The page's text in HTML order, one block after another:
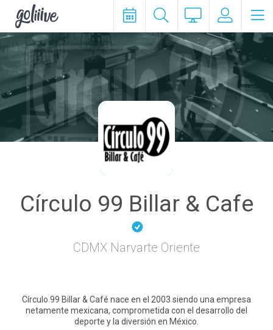
goliiive
Círculo 99 Billar & Cafe
CDMX Narvarte Oriente
Círculo 99 Billar & Café nace en el 2003 siendo una empresa
netamente mexicana, comprometida con el desarrollo del
deporte y la diversión en México.